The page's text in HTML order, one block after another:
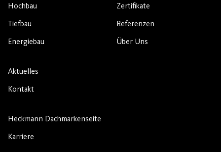
Hochbau
Tiefbau
Energiebau
Zertifikate
Referenzen
Über Uns
Aktuelles
Kontakt
Heckmann Dachmarkenseite
Karriere